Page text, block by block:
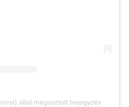
által megosztott bejegyzés